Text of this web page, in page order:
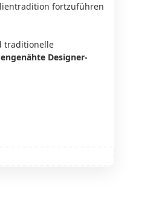
fortzuführen
traditionelle
Designer-